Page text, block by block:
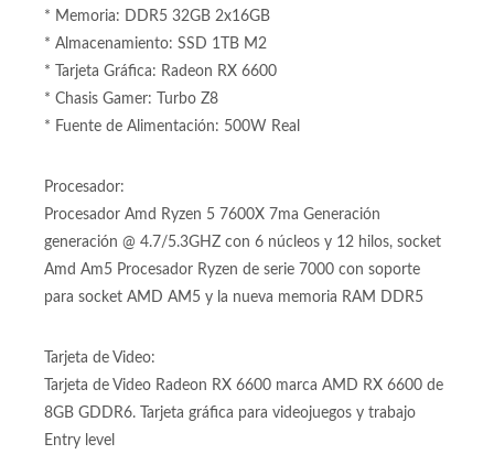
* Memoria: DDR5 32GB 2x16GB
* Almacenamiento: SSD 1TB M2
* Tarjeta Gráfica: Radeon RX 6600
* Chasis Gamer: Turbo Z8
* Fuente de Alimentación: 500W Real
Procesador:
Procesador Amd Ryzen 5 7600X 7ma Generación
generación @ 4.7/5.3GHZ con 6 núcleos y 12 hilos, socket
Amd Am5 Procesador Ryzen de serie 7000 con soporte
para socket AMD AM5 y la nueva memoria RAM DDR5
Tarjeta de Video:
Tarjeta de Video Radeon RX 6600 marca AMD RX 6600 de
8GB GDDR6. Tarjeta gráfica para videojuegos y trabajo
Entry level